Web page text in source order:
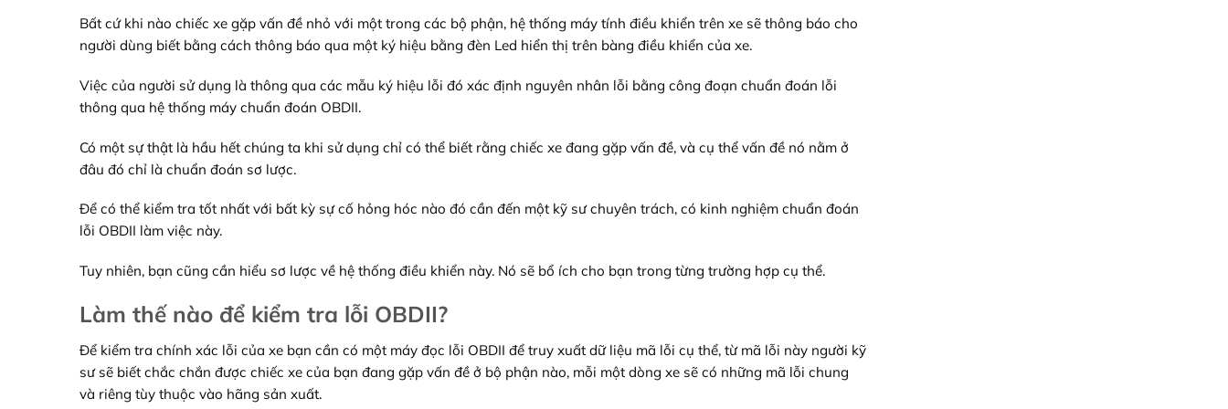
Bất cứ khi nào chiếc xe gặp vấn đề nhỏ với một trong các bộ phận, hệ thống máy tính điều khiển trên xe sẽ thông báo cho
người dùng biết bằng cách thông báo qua một ký hiệu bằng đèn Led hiển thị trên bàng điều khiển của xe.
Việc của người sử dụng là thông qua các mẫu ký hiệu lỗi đó xác định nguyên nhân lỗi bằng công đoạn chuẩn đoán lỗi
thông qua hệ thống máy chuẩn đoán OBDII.
Có một sự thật là hầu hết chúng ta khi sử dụng chỉ có thể biết rằng chiếc xe đang gặp vấn đề, và cụ thể vấn đề nó nằm ở
đâu đó chỉ là chuẩn đoán sơ lược.
Để có thể kiểm tra tốt nhất với bất kỳ sự cố hỏng hóc nào đó cần đến một kỹ sư chuyên trách, có kinh nghiệm chuẩn đoán
lỗi OBDII làm việc này.
Tuy nhiên, bạn cũng cần hiểu sơ lược về hệ thống điều khiển này. Nó sẽ bổ ích cho bạn trong từng trường hợp cụ thể.
Làm thế nào để kiểm tra lỗi OBDII?
Để kiểm tra chính xác lỗi của xe bạn cần có một máy đọc lỗi OBDII để truy xuất dữ liệu mã lỗi cụ thể, từ mã lỗi này người kỹ
sư sẽ biết chắc chắn được chiếc xe của bạn đang gặp vấn đề ở bộ phận nào, mỗi một dòng xe sẽ có những mã lỗi chung
và riêng tùy thuộc vào hãng sản xuất.